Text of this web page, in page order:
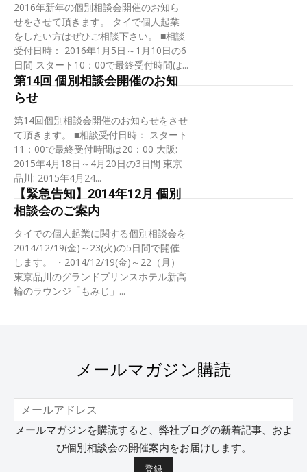
2016年新年の個別相談会開催のお知ら
せをさせて頂きます。 タイで個人起業
をしたい方はぜひご相談下さい。 ■相談
受付日時： 2016年1月5日～1月10日の6
日間 スタート10：00で最終受付時間は...
第14回 個別相談会開催のお知
らせ
第14回個別相談会開催のお知らせをさせ
て頂きます。 ■相談受付日時： スタート
11：00で最終受付時間は20：00 大阪:
2015年4月18日～4月20日の3日間 東京
品川: 2015年4月24...
【緊急告知】2014年12月 個別
相談会のご案内
タイでの個人起業に関する個別相談会を
2014/12/19(金)～23(火)の5日間で開催
します。 ・2014/12/19(金)～22（月）
東京品川のグランドプリンスホテル新高
輪のラウンジ「もみじ」...
メールマガジン購読
メールマガジンを購読すると、弊社ブログの新着記事、およ
び個別相談会の開催案内をお届けします。